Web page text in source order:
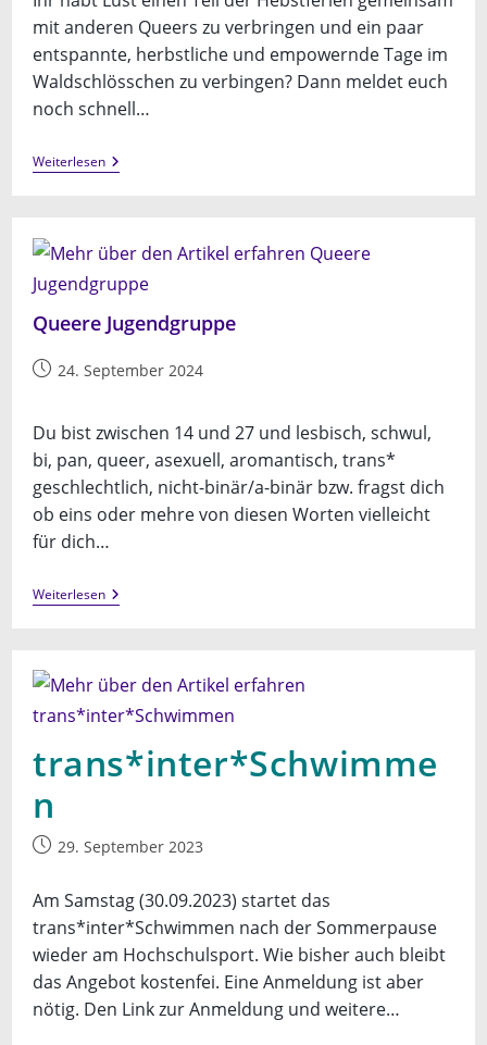
mit anderen Queers zu verbringen und ein paar
entspannte, herbstliche und empowernde Tage im
Waldschlösschen zu verbingen? Dann meldet euch
noch schnell…
WeiterlesenQueere
Ferienfreizeit
Queere Jugendgruppe
Beitrag24. September 2024
Du bist zwischen 14 und 27 und lesbisch, schwul,
bi, pan, queer, asexuell, aromantisch, trans*
geschlechtlich, nicht-binär/a-binär bzw. fragst dich
ob eins oder mehre von diesen Worten vielleicht
für dich…
WeiterlesenQueere
Jugendgruppe
trans*inter*Schwimme
n
Beitrag29. September 2023
Am Samstag (30.09.2023) startet das
trans*inter*Schwimmen nach der Sommerpause
wieder am Hochschulsport. Wie bisher auch bleibt
das Angebot kostenfei. Eine Anmeldung ist aber
nötig. Den Link zur Anmeldung und weitere…